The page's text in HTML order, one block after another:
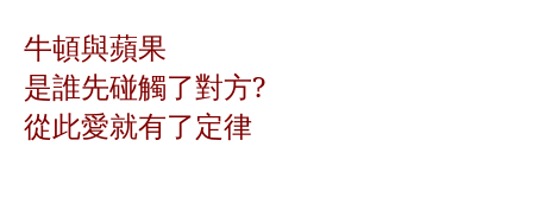
牛頓與蘋果
是誰先碰觸了對方?
從此愛就有了定律